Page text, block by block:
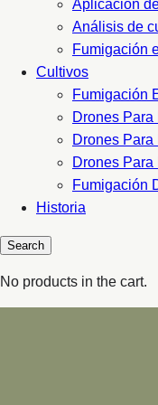
Aplicacion
Análisis de
Fumigación
Cultivos
Fumigación
Drones
Drones
Drones
Fumigación
Historia
No products in the cart.